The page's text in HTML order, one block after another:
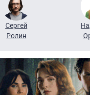
Сергей
Ролин